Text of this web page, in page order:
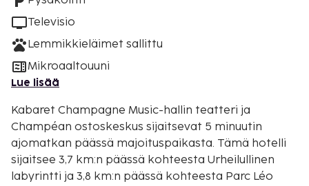
Televisio
Lemmikkieläimet sallittu
Mikroaaltouuni
Lue lisää
Kabaret Champagne Music-hallin teatteri ja
Champéan ostoskeskus sijaitsevat 5 minuutin
ajomatkan päässä majoituspaikasta. Tämä hotelli
sijaitsee 3,7 km:n päässä kohteesta Urheilullinen
labyrintti ja 3,8 km:n päässä kohteesta Parc Léo